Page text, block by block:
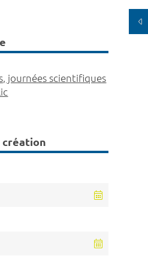
journées scientifiques
création